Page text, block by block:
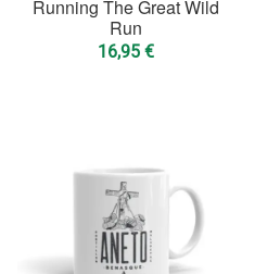
Running The Great Wild
Run
16,95 €